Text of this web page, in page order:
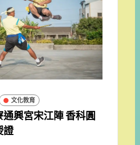
文化教育
興宮宋江陣 香科圓